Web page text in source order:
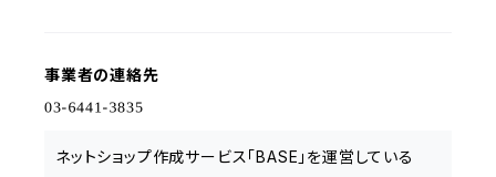
事業者の連絡先
ネットショップ作成サービス「BASE」を運営している